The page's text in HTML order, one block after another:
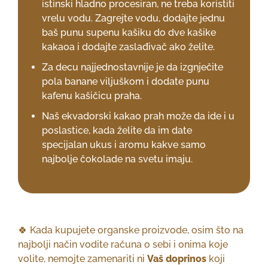
istinski hladno procesiran, ne treba koristiti
vrelu vodu. Zagrejte vodu, dodajte jednu
baš punu supenu kašiku do dve kašike
kakaoa i dodajte zaslađivač ako želite.
Za decu najjednostavnije je da izgnječite
pola banane viljuškom i dodate punu
kafenu kašičicu praha.
Naš ekvadorski kakao prah može da ide i u
poslastice, kada želite da im date
specijalan ukus i aromu kakve samo
najbolje čokolade na svetu imaju.
🍀 Kada kupujete organske proizvode, osim što na
najbolji način vodite računa o sebi i onima koje
volite, nemojte zamenariti ni Vaš doprinos koji